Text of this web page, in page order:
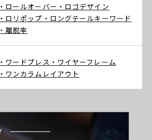
・ロールオーバー ・ロゴデザイン
・ロリポップ ・ロングテールキーワード
・離脱率
・ワードプレス ・ワイヤーフレーム
・ワンカラムレイアウト